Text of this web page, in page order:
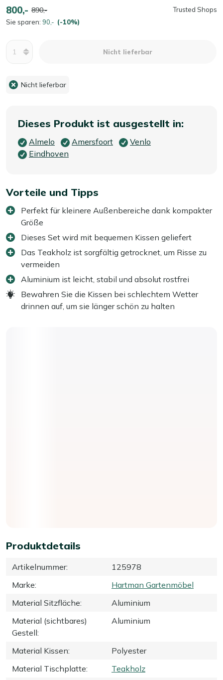
800,- 890,-
Sie sparen: 90,- (-10%)
Trusted Shops
Nicht lieferbar
Nicht lieferbar
Produktdetails
Artikelnummer:
125978
Marke:
Hartman Gartenmöbel
Material Sitzfläche:
Aluminium
Material (sichtbares)
Gestell:
Aluminium
Material Kissen:
Polyester
Material Tischplatte: Teakholz
Dieses Produkt ist ausgestellt in:
Almelo Amersfoort
Venlo
Eindhoven
Vorteile und Tipps
Perfekt für kleinere Außenbereiche dank kompakter
Größe
Dieses Set wird mit bequemen Kissen geliefert
Das Teakholz ist sorgfältig getrocknet, um Risse zu
vermeiden
Aluminium ist leicht, stabil und absolut rostfrei
Bewahren Sie die Kissen bei schlechtem Wetter
drinnen auf, um sie länger schön zu halten